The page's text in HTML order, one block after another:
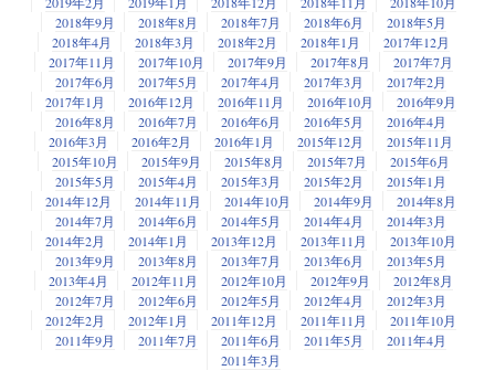
2018年9月
2018年8月 2018年7月 2018年6月
2018年5月
2018年4月
2018年3月 2018年2月 2018年1月
2017年12月
2017年11月
2017年10月 2017年9月 2017年8月
2017年7月
2017年6月
2017年5月 2017年4月 2017年3月
2017年2月
2017年1月
2016年12月 2016年11月 2016年10月
2016年9月
2016年8月
2016年7月 2016年6月 2016年5月
2016年4月
2016年3月
2016年2月 2016年1月 2015年12月
2015年11月
2015年10月
2015年9月 2015年8月 2015年7月
2015年6月
2015年5月
2015年4月 2015年3月 2015年2月
2015年1月
2014年12月
2014年11月 2014年10月 2014年9月
2014年8月
2014年7月
2014年6月 2014年5月 2014年4月
2014年3月
2014年2月
2014年1月 2013年12月 2013年11月
2013年10月
2013年9月
2013年8月 2013年7月 2013年6月
2013年5月
2013年4月
2012年11月 2012年10月 2012年9月
2012年8月
2012年7月
2012年6月 2012年5月 2012年4月
2012年3月
2012年2月
2012年1月 2011年12月 2011年11月
2011年10月
2011年9月
2011年7月 2011年6月 2011年5月
2011年4月
2011年3月